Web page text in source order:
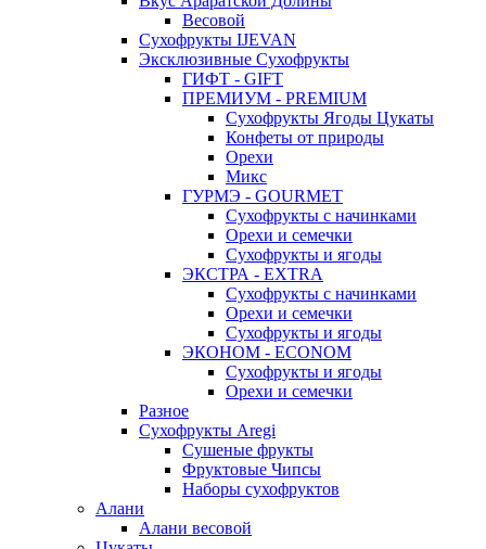
Весовой
Сухофрукты IJEVAN
Эксклюзивные Сухофрукты
ГИФТ - GIFT
ПРЕМИУМ - PREMIUM
Сухофрукты Ягоды Цукаты
Конфеты от природы
Орехи
Микс
ГУРМЭ - GOURMET
Сухофрукты с начинками
Орехи и семечки
Сухофрукты и ягоды
ЭКСТРА - EXTRA
Сухофрукты с начинками
Орехи и семечки
Сухофрукты и ягоды
ЭКОНОМ - ECONOM
Сухофрукты и ягоды
Орехи и семечки
Разное
Сухофрукты Aregi
Сушеные фрукты
Фруктовые Чипсы
Наборы сухофруктов
Алани
Алани весовой